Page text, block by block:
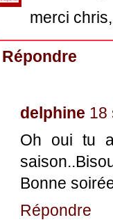
merci
Répondre
delphine 18
Oh oui tu
Bonne
Répondre